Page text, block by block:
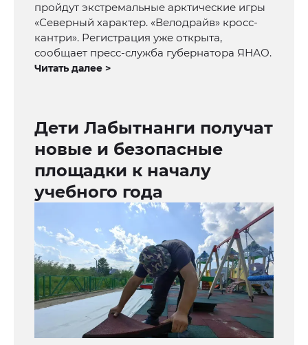
пройдут экстремальные арктические игры
«Северный характер. «Велодрайв» кросс-
кантри». Регистрация уже открыта,
сообщает пресс-служба губернатора ЯНАО.
Читать далее >
Дети Лабытнанги получат
новые и безопасные
площадки к началу
учебного года